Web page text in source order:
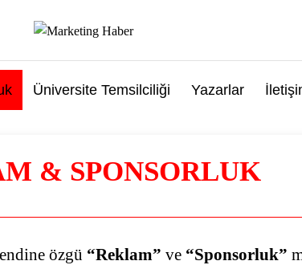
Üniversite Temsilciliği Yazarlar
& SPONSORLUK
özgü “Reklam” ve “Sponsorluk”